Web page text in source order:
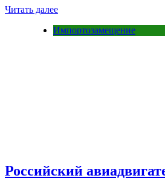
Читать далее
Импортозамещение
Российский